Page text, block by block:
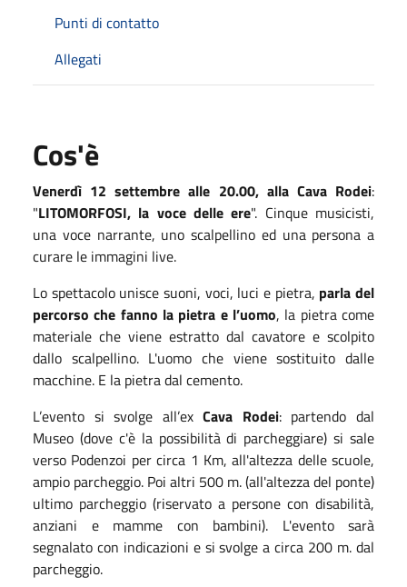
Punti di contatto
Allegati
Cos'è
Venerdì 12 settembre alle 20.00, alla Cava Rodei:
"LITOMORFOSI, la voce delle ere". Cinque musicisti,
una voce narrante, uno scalpellino ed una persona a
curare le immagini live.
Lo spettacolo unisce suoni, voci, luci e pietra, parla del
percorso che fanno la pietra e l’uomo, la pietra come
materiale che viene estratto dal cavatore e scolpito
dallo scalpellino. L'uomo che viene sostituito dalle
macchine. E la pietra dal cemento.
L’evento si svolge all’exCava Rodei: partendo dal
Museo (dove c'è la possibilità di parcheggiare) si sale
verso Podenzoi per circa 1 Km, all'altezza delle scuole,
ampio parcheggio. Poi altri 500 m. (all'altezza del ponte)
ultimo parcheggio (riservato a persone con disabilità,
anziani e mamme con bambini). L'evento sarà
segnalato con indicazioni e si svolge a circa 200 m. dal
parcheggio.